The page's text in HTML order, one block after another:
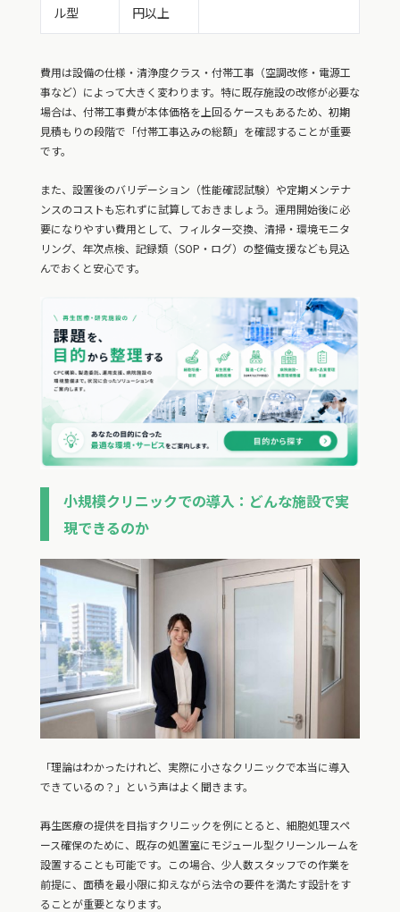
ル型
円以上
費用は設備の仕様・清浄度クラス・付帯工事（空調改修・電源工
事など）によって大きく変わります。特に既存施設の改修が必要な
場合は、付帯工事費が本体価格を上回るケースもあるため、初期
見積もりの段階で「付帯工事込みの総額」を確認することが重要
です。
また、設置後のバリデーション（性能確認試験）や定期メンテナ
ンスのコストも忘れずに試算しておきましょう。運用開始後に必
要になりやすい費用として、フィルター交換、清掃・環境モニタ
リング、年次点検、記録類（SOP・ログ）の整備支援なども見込
んでおくと安心です。
小規模クリニックでの導入：どんな施設で実
現できるのか
「理論はわかったけれど、実際に小さなクリニックで本当に導入
できているの？」という声はよく聞きます。
再生医療の提供を目指すクリニックを例にとると、細胞処理スペ
ース確保のために、既存の処置室にモジュール型クリーンルームを
設置することも可能です。この場合、少人数スタッフでの作業を
前提に、面積を最小限に抑えながら法令の要件を満たす設計をす
ることが重要となります。